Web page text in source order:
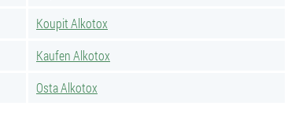
Koupit Alkotox
Kaufen Alkotox
Osta Alkotox